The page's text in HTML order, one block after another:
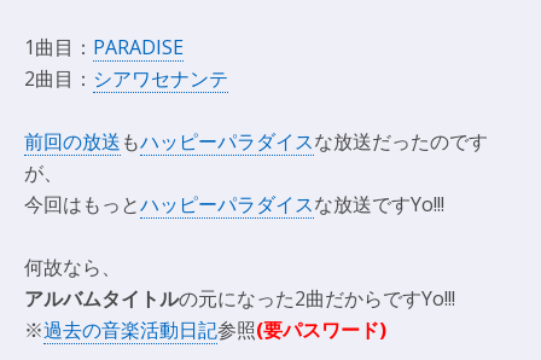
1曲目： PARADISE
2曲目： シアワセナンテ
前回の放送もハッピーパラダイスな放送だったのです
が、
今回はもっとハッピーパラダイスな放送ですYo!!!
何故なら、
アルバムタイトルの元になった2曲だからですYo!!!
※過去の音楽活動日記参照(要パスワード)